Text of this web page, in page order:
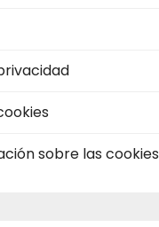
sobre las cookies